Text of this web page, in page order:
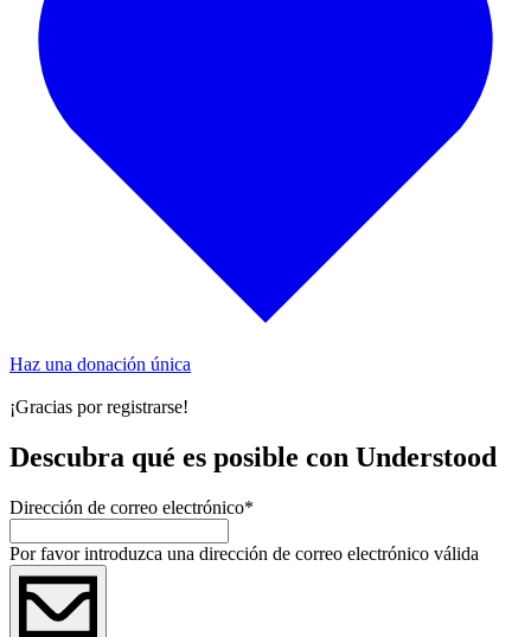
Haz una donación única
¡Gracias por registrarse!
Descubra qué es posible con Understood
Dirección de correo electrónico*
Por favor introduzca una dirección de correo electrónico válida